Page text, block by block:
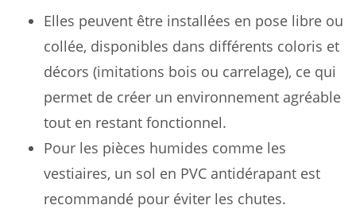
Elles peuvent être installées en pose libre ou
collée, disponibles dans différents coloris et
décors (imitations bois ou carrelage), ce qui
permet de créer un environnement agréable
tout en restant fonctionnel.
Pour les pièces humides comme les
vestiaires, un sol en PVC antidérapant est
recommandé pour éviter les chutes.